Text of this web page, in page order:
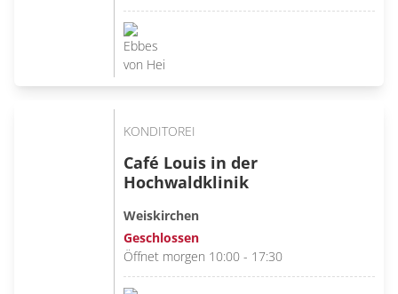
KONDITOREI
Café Louis in der
Hochwaldklinik
Weiskirchen
Geschlossen
Öffnet morgen 10:00 - 17:30